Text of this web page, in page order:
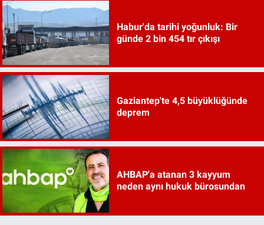
Habur'da tarihi yoğunluk: Bir
günde 2 bin 454 tır çıkışı
Gaziantep'te 4,5 büyüklüğünde
deprem
AHBAP'a atanan 3 kayyum
neden aynı hukuk bürosundan